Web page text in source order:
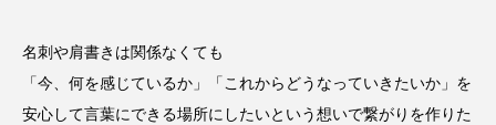
名刺や肩書きは関係なくても
「今、何を感じているか」「これからどうなっていきたいか」を
安心して言葉にできる場所にしたいという想いで繋がりを作りた